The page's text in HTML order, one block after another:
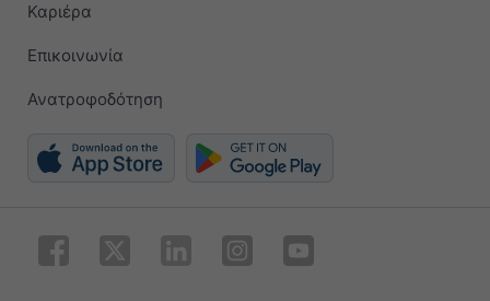
Καριέρα
Επικοινωνία
Ανατροφοδότηση